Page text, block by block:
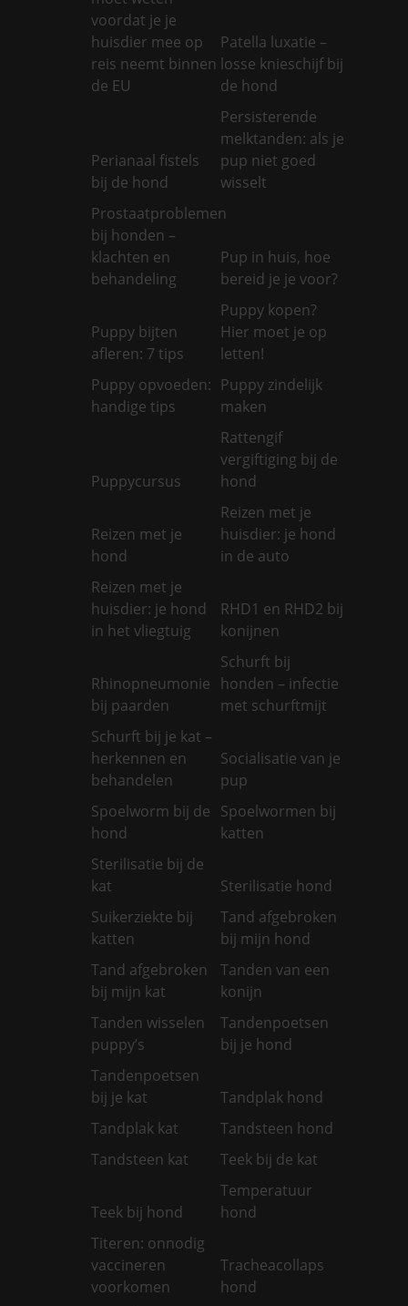
voordat je je
huisdier mee op
reis neemt binnen
de EU
Patella luxatie –
losse knieschijf bij
de hond
Perianaal fistels
bij de hond
Persisterende
melktanden: als je
pup niet goed
wisselt
Prostaatproblemen
bij honden –
klachten en
behandeling
Pup in huis, hoe
bereid je je voor?
Puppy bijten
afleren: 7 tips
Puppy kopen?
Hier moet je op
letten!
Puppy opvoeden:
handige tips
Puppy zindelijk
maken
Puppycursus
Rattengif
vergiftiging bij de
hond
Reizen met je
hond
Reizen met je
huisdier: je hond
in de auto
Reizen met je
huisdier: je hond
in het vliegtuig
RHD1 en RHD2 bij
konijnen
Rhinopneumonie
bij paarden
Schurft bij
honden – infectie
met schurftmijt
Schurft bij je kat –
herkennen en
behandelen
Socialisatie van je
pup
Spoelworm bij de
hond
Spoelwormen bij
katten
Sterilisatie bij de
kat
Sterilisatie hond
Suikerziekte bij
katten
Tand afgebroken
bij mijn hond
Tand afgebroken
bij mijn kat
Tanden van een
konijn
Tanden wisselen
puppy’s
Tandenpoetsen
bij je hond
Tandenpoetsen
bij je kat
Tandplak hond
Tandplak kat
Tandsteen hond
Tandsteen kat
Teek bij de kat
Teek bij hond
Temperatuur
hond
Titeren: onnodig
vaccineren
voorkomen
Tracheacollaps
hond